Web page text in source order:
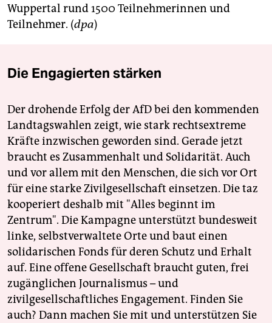
Wuppertal rund 1500 Teilnehmerinnen und
Teilnehmer. (dpa)
Die Engagierten stärken
Der drohende Erfolg der AfD bei den kommenden
Landtagswahlen zeigt, wie stark rechtsextreme
Kräfte inzwischen geworden sind. Gerade jetzt
braucht es Zusammenhalt und Solidarität. Auch
und vor allem mit den Menschen, die sich vor Ort
für eine starke Zivilgesellschaft einsetzen. Die taz
kooperiert deshalb mit "Alles beginnt im
Zentrum". Die Kampagne unterstützt bundesweit
linke, selbstverwaltete Orte und baut einen
solidarischen Fonds für deren Schutz und Erhalt
auf. Eine offene Gesellschaft braucht guten, frei
zugänglichen Journalismus – und
zivilgesellschaftliches Engagement. Finden Sie
auch? Dann machen Sie mit und unterstützen Sie